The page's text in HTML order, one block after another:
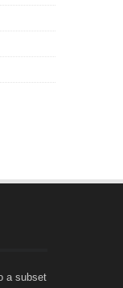
a subset